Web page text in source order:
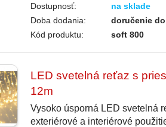
Dostupnosť:
na sklade
Doba dodania:
doručenie
Kód produktu:
soft 800
LED svetelná reťaz s
12m
Vysoko úsporná LED svetelná
exteriérové a interiérové